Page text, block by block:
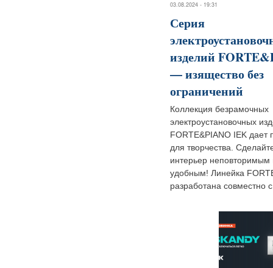
03.08.2024 - 19:31
Серия
изделий
— изящество без
ограничений
Коллекция безрамочных
электроустановочных
FORTE&PIANO IEK дает
для творчества.
интерьер неповторимым
удобным! Линейка
разработана совместно